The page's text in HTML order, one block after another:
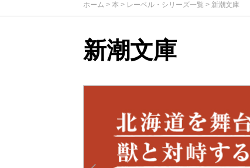
ホーム > 本 > レーベル・シリーズ一覧 > 新潮文庫
新潮文庫